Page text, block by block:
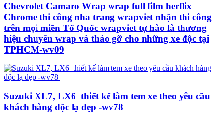
Chevrolet Camaro Wrap wrap full film herflix
Chrome thi công nha trang wrapviet nhận thi công
trên mọi miền Tổ Quốc wrapviet tự hào là thương
hiệu chuyên wrap và tháo gỡ cho những xe độc tại
TPHCM-wv09
Suzuki XL7, LX6 thiết kế làm tem xe theo yêu cầu
khách hàng độc lạ đẹp -wv78